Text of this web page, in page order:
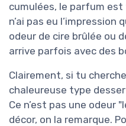
cumulées, le parfum
n’ai pas eu
odeur de cire brûlée ou
arrive parfois avec des
Clairement, si tu
chaleureuse type
Ce n’est pas une odeur
décor, on la remarque.